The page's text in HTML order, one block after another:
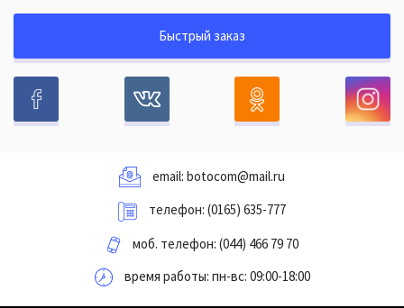
Быстрый заказ
email: botocom@mail.ru
телефон: (0165) 635-777
моб. телефон: (044) 466 79 70
время работы: пн-вс: 09:00-18:00